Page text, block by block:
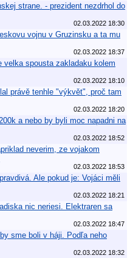
strane. - prezident nezdrhol do
02.03.2022 18:30
vojnu v Gruzinsku a ta mu
02.03.2022 18:37
spousta zakladaku kolem
02.03.2022 18:10
právě tenhle "výkvět", proč tam
02.03.2022 18:20
a nebo by byli moc napadni na
02.03.2022 18:52
neverim, ze vojakom
02.03.2022 18:53
Ale pokud je: Vojáci měli
02.03.2022 18:21
nic neriesi. Elektraren sa
02.03.2022 18:47
sme boli v háji. Podľa neho
02.03.2022 18:32